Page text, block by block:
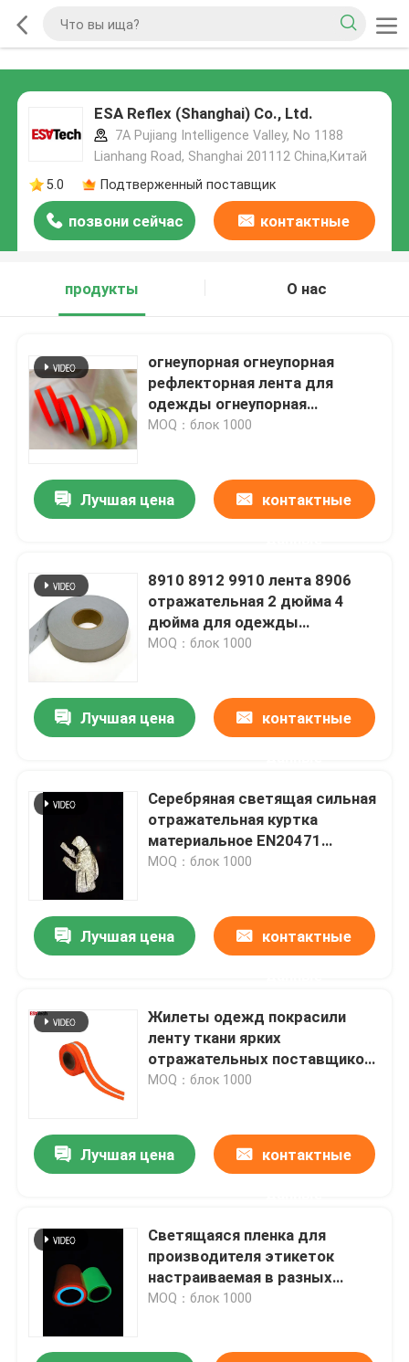
ESA Reflex (Shanghai) Co., Ltd.
7A Pujiang Intelligence Valley, No 1188
Lianhang Road, Shanghai 201112 China,Китай
5.0
Подтверженный поставщик
позвони сейчас контактные
продукты
О нас
огнеупорная огнеупорная
рефлекторная лента для
одежды огнеупорная
рефлекторная ткань EN 20471
MOQ：блок 1000
Лучшая цена контактные
8910 8912 9910 лента 8906
отражательная 2 дюйма 4
дюйма для одежды
безопасности дорожного
MOQ：блок 1000
Лучшая цена контактные
Серебряная светящая сильная
отражательная куртка
материальное EN20471
ANSI107 Vis ткани простирания
MOQ：блок 1000
Лучшая цена контактные
Жилеты одежд покрасили
ленту ткани ярких
отражательных поставщиков
ткани серую зеленую
MOQ：блок 1000
Лучшая цена контактные
Светящаяся пленка для
производителя этикеток
настраиваемая в разных
размерах
MOQ：блок 1000